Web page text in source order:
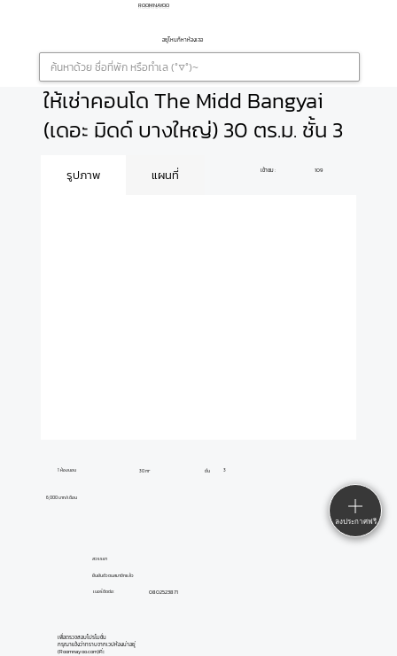
ROOMNAYOO
อยู่ไหนก็หาห้องเจอ
ให้เช่าคอนโด The Midd Bangyai
(เดอะ มิดด์ บางใหญ่) 30 ตร.ม. ชั้น 3
สวรรยา
เบอร์ติดต่อ:
ยืนยันตัวตนสมาชิกแล้ว
0802523871
เพื่อตรวจสอบโปรโมชั่น
กรุณาแจ้งว่าทราบจากเวปห้องน่าอยู่
(Roomnayoo.com)ค่ะ
1 ห้องนอน 3
ชั้น
30 m²
6,000 บาท/เดือน
รูปภาพ แผนที่ เข้าชม : 109
ลงประกาศฟรี